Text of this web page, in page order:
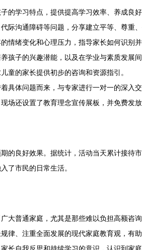
的学习特点，提供提高学习效率、养成良好
际沟通障碍等问题，分享建立平等、尊重
情绪变化和心理压力，指导家长如何识别
孩子的兴趣潜能，以及在学业与素质发展间
童的家长提供初步的咨询和资源指引。
具体问题而来，与专家进行一对一的深入
场还设置了教育理念宣传展板，并免费发
的良好效果。据统计，活动当天累计接
了市民的日常生活。
大普通家庭，尤其是那些难以负担高额咨询
律、注重全面发展的现代家庭教育观，有